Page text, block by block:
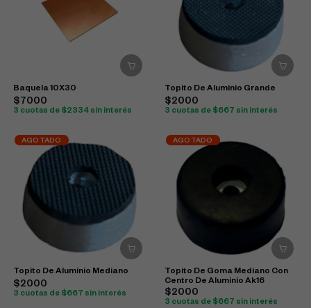
Baquela 10X30
$7000
3 cuotas de $2334 sin interés
Topito De Aluminio Grande
$2000
3 cuotas de $667 sin interés
AGOTADO
Topito De Aluminio Mediano
$2000
3 cuotas de $667 sin interés
AGOTADO
Topito De Goma Mediano Con
Centro De Aluminio Ak16
$2000
3 cuotas de $667 sin interés